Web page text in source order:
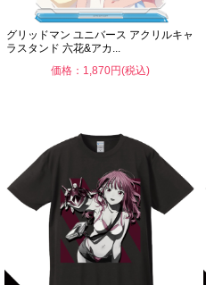
グリッドマン ユニバース アクリルキャ
ラスタンド 六花&アカ...
価格：1,870円(税込)